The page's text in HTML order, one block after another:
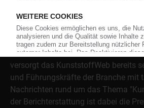
Über das KunststoffWeb
Als einer der Internet-Pioniere der
versorgt das KunststoffWeb bereits
und Führungskräfte der Branche mit
Nachrichten rund um das Thema
der Berichterstattung ist dabei die